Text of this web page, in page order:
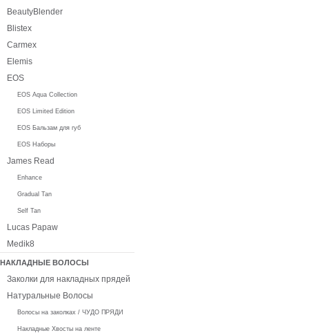
BeautyBlender
Blistex
Carmex
Elemis
EOS
EOS Aqua Collection
EOS Limited Edition
EOS Бальзам для губ
EOS Наборы
James Read
Enhance
Gradual Tan
Self Tan
Lucas Papaw
Medik8
НАКЛАДНЫЕ ВОЛОСЫ
Заколки для накладных прядей
Натуральные Волосы
Волосы на заколках / ЧУДО ПРЯДИ
Накладные Хвосты на ленте